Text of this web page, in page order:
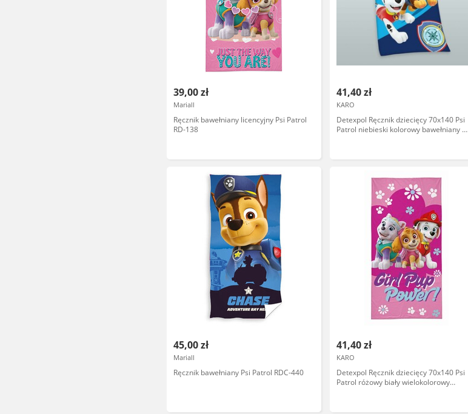
39,00 zł
Mariall
Ręcznik bawełniany licencyjny Psi Patrol
RD-138
41,40 zł
KARO
Detexpol Ręcznik dziecięcy 70x140 Psi
Patrol niebieski kolorowy bawełniany PP
45,00 zł
Mariall
Ręcznik bawełniany Psi Patrol RDC-440
41,40 zł
KARO
Detexpol Ręcznik dziecięcy 70x140 Psi
Patrol różowy biały wielokolorowy